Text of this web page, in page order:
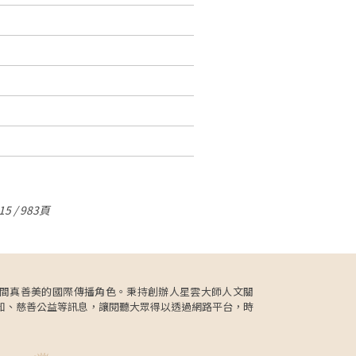
/ 983頁
真善美的國際傳播角色。秉持創辦人星雲大師人文關
慈善公益等訊息，讓閱聽大眾得以透過網路平台，時